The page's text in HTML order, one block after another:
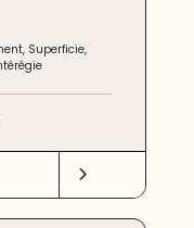
, Superficie,